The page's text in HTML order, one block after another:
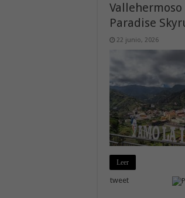
Paradise
22 junio, 2026
Leer
tweet